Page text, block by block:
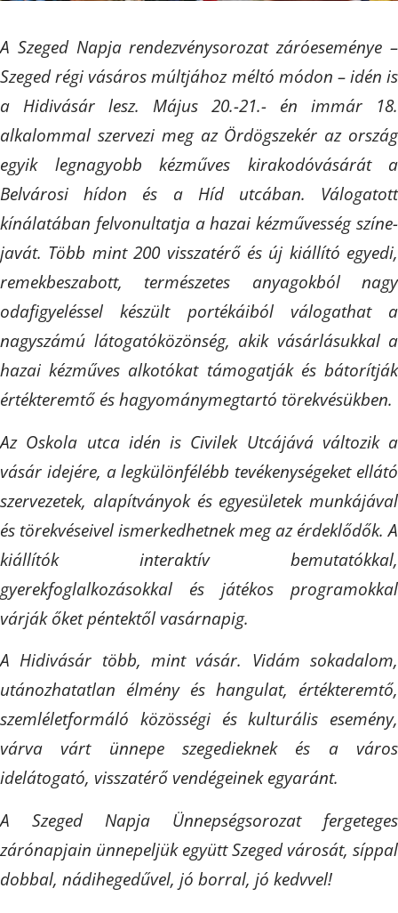
A Szeged Napja rendezvénysorozat záróeseménye –
Szeged régi vásáros múltjához méltó módon – idén is
a Hidivásár lesz. Május 20.-21.- én immár 18.
alkalommal szervezi meg az Ördögszekér az ország
egyik legnagyobb kézműves kirakodóvásárát a
Belvárosi hídon és a Híd utcában. Válogatott
kínálatában felvonultatja a hazai kézművesség színe-
javát. Több mint 200 visszatérő és új kiállító egyedi,
remekbeszabott, természetes anyagokból nagy
odafigyeléssel készült portékáiból válogathat a
nagyszámú látogatóközönség, akik vásárlásukkal a
hazai kézműves alkotókat támogatják és bátorítják
értékteremtő és hagyománymegtartó törekvésükben.
Az Oskola utca idén is Civilek Utcájává változik a
vásár idejére, a legkülönfélébb tevékenységeket ellátó
szervezetek, alapítványok és egyesületek munkájával
és törekvéseivel ismerkedhetnek meg az érdeklődők. A
kiállítók interaktív bemutatókkal,
gyerekfoglalkozásokkal és játékos programokkal
várják őket péntektől vasárnapig.
A Hidivásár több, mint vásár. Vidám sokadalom,
utánozhatatlan élmény és hangulat, értékteremtő,
szemléletformáló közösségi és kulturális esemény,
várva várt ünnepe szegedieknek és a város
idelátogató, visszatérő vendégeinek egyaránt.
A Szeged Napja Ünnepségsorozat fergeteges
zárónapjain ünnepeljük együtt Szeged városát, síppal
dobbal, nádihegedűvel, jó borral, jó kedvvel!